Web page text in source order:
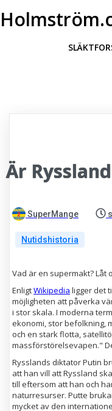
Är
SuperMange
Nutidshistoria
Vad är en supermakt? Låt
EnligtWikipedia ligger det
möjligheten att påverka
i stor skala. I moderna
ekonomi, stor befolkning,
och en stark flotta,
massförstörelsevapen."
Rysslands diktator Putin
att han vill att Ryssland
till eftersom att han och
naturresurser. Putte
mycket av den